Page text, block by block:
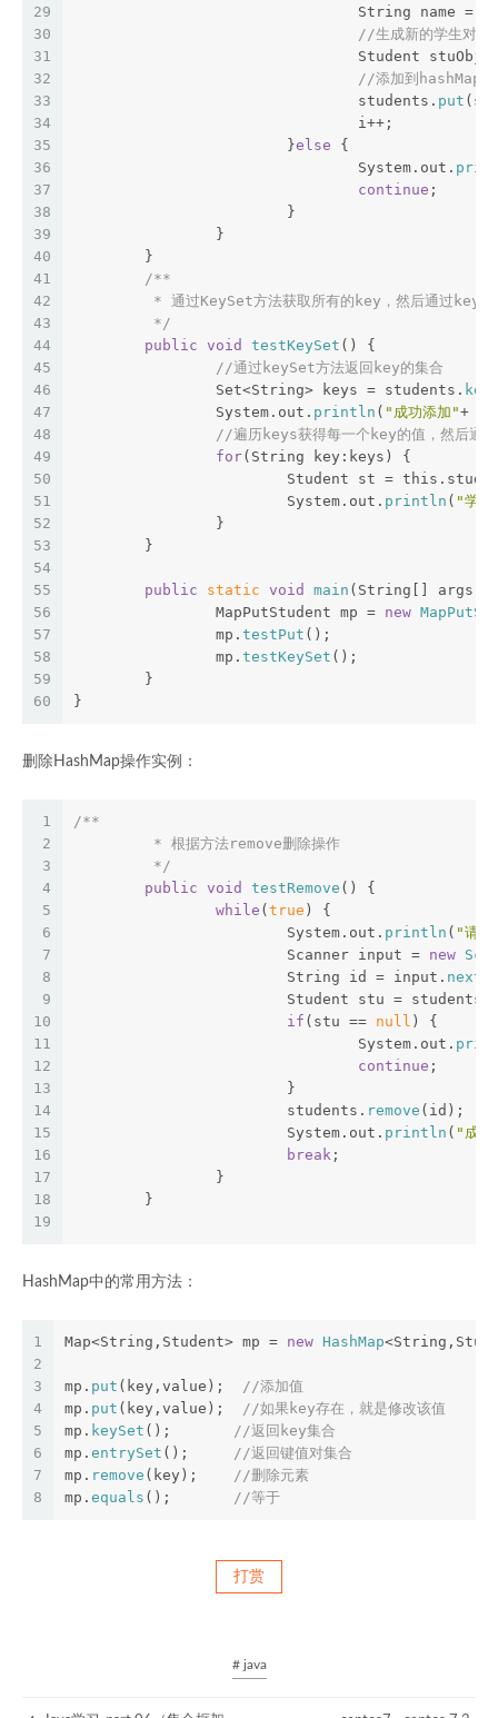
29
30
31
32
33
34
35
36
37
38
39
40
41
42
43
44
45
46
47
48
49
50
51
52
53
54
55
56
57
58
59
60
String name =
//生成新的学生对
Student stuObj
//添加到hashMap中
				students.
put
				i++;
			}
else {
				System.out.
continue ;
			}
		}
	}
/**
* 通过KeySet方法获取所有的key，然后通过key
	 */
public void testKeySet () {
//通过keySet方法返回key的集合
		Set<String> keys = students.
		System.out.
println ( "成功添加"+
//遍历keys获得每一个key的值，然后通
for(String key:keys) {
Student st =
			System.out.
println ( "学
		}
	}
public static void main (String[] args)
		MapPutStudent mp =
new
		mp.
testPut ();
		mp.
testKeySet ();
	}
}
删除HashMap操作实例：
1
2
3
4
5
6
7
8
9
10
11
12
13
14
15
16
17
18
19
/**
	 * 根据方法remove删除操作
	 */
public void testRemove () {
while ( true ) {
			System.out.
println ( "请输
			Scanner input =
new
			String id = input.
next
			Student stu = students.
if (stu == null ) {
				System.out.
continue ;
			}
			students.
remove (id);
			System.out.
println ( "成功
break ;
		}
	}
HashMap中的常用方法：
1
2
3
4
5
6
7
8
Map<String,Student> mp = new HashMap
mp. put (key,value); //添加值
mp. put (key,value); //如果key存在，就是修改该值
mp. keySet (); //返回key集合
mp. entrySet (); //返回键值对集合
mp. remove (key); //删除元素
mp. equals (); //等于
打赏
# java